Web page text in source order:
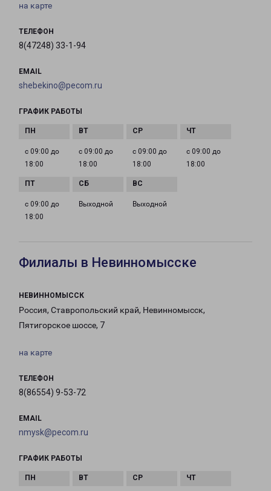
на карте
ТЕЛЕФОН
8(47248) 33-1-94
EMAIL
shebekino@pecom.ru
ГРАФИК РАБОТЫ
с 09:00 до
18:00
с 09:00 до
18:00
с 09:00 до
18:00
с 09:00 до
18:00
с 09:00 до
18:00
Выходной Выходной
Филиалы в Невинномысске
НЕВИННОМЫССК
Россия, Ставропольский край, Невинномысск,
Пятигорское шоссе, 7
на карте
ТЕЛЕФОН
8(86554) 9-53-72
EMAIL
nmysk@pecom.ru
ГРАФИК РАБОТЫ